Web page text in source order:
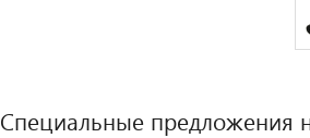
Специальные предложения